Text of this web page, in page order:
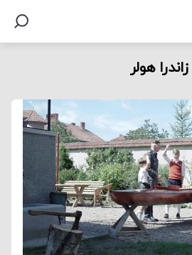
زاندرا هولر